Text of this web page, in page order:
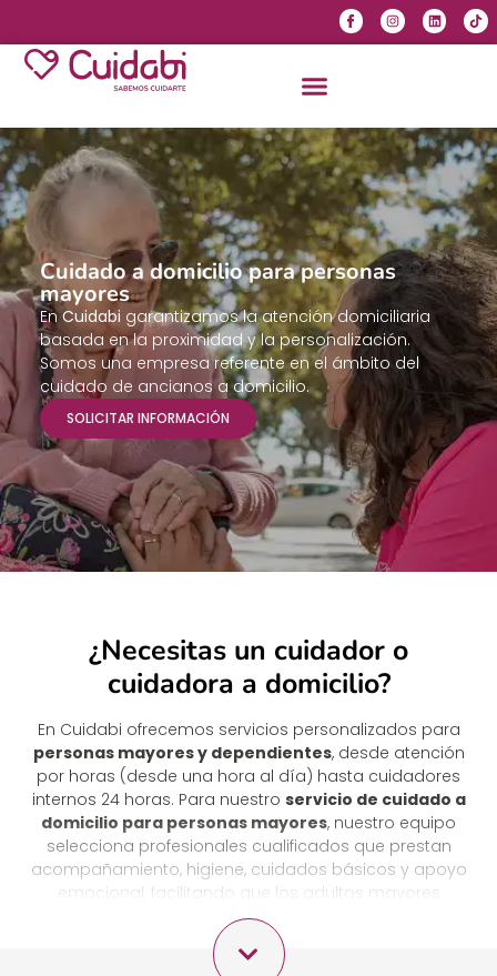
Cuidado a domicilio para personas
mayores
EnCuidabi garantizamos la atención domiciliaria
basada en la proximidad y la personalización.
Somos una empresa referente en el ámbito del
cuidado de ancianos a domicilio.
SOLICITAR INFORMACIÓN
¿Necesitas un cuidador o
cuidadora a domicilio?
En Cuidabi ofrecemos servicios personalizados para
personas mayores y dependientes, desde atención
por horas (desde una hora al día) hasta cuidadores
internos 24 horas. Para nuestro servicio de cuidado a
domicilio para personas mayores, nuestro equipo
selecciona profesionales cualificados que prestan
acompañamiento, higiene, cuidados básicos y apoyo
emocional, facilitando que los adultos mayores
permanezcan en su hogar con la mejor calidad de
vida. Nos comprometemos con el bienestar de los
mayores y la tranquilidad de sus familias.